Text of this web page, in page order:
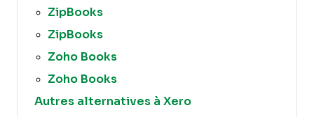
ZipBooks
ZipBooks
Zoho Books
Zoho Books
Autres alternatives à Xero